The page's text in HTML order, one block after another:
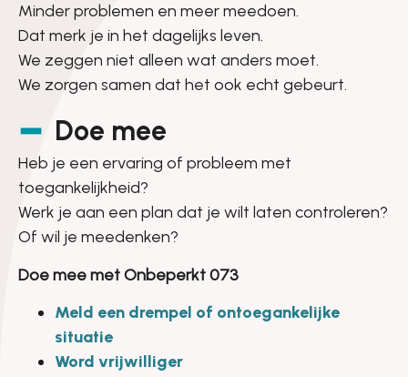
Minder problemen en meer meedoen.
Dat merk je in het dagelijks leven.
We zeggen niet alleen wat anders moet.
We zorgen samen dat het ook echt gebeurt.
Doe mee
Heb je een ervaring of probleem met
toegankelijkheid?
Werk je aan een plan dat je wilt laten controleren?
Of wil je meedenken?
Doe mee met Onbeperkt 073
Meld een drempel of ontoegankelijke
situatie
Word vrijwilliger